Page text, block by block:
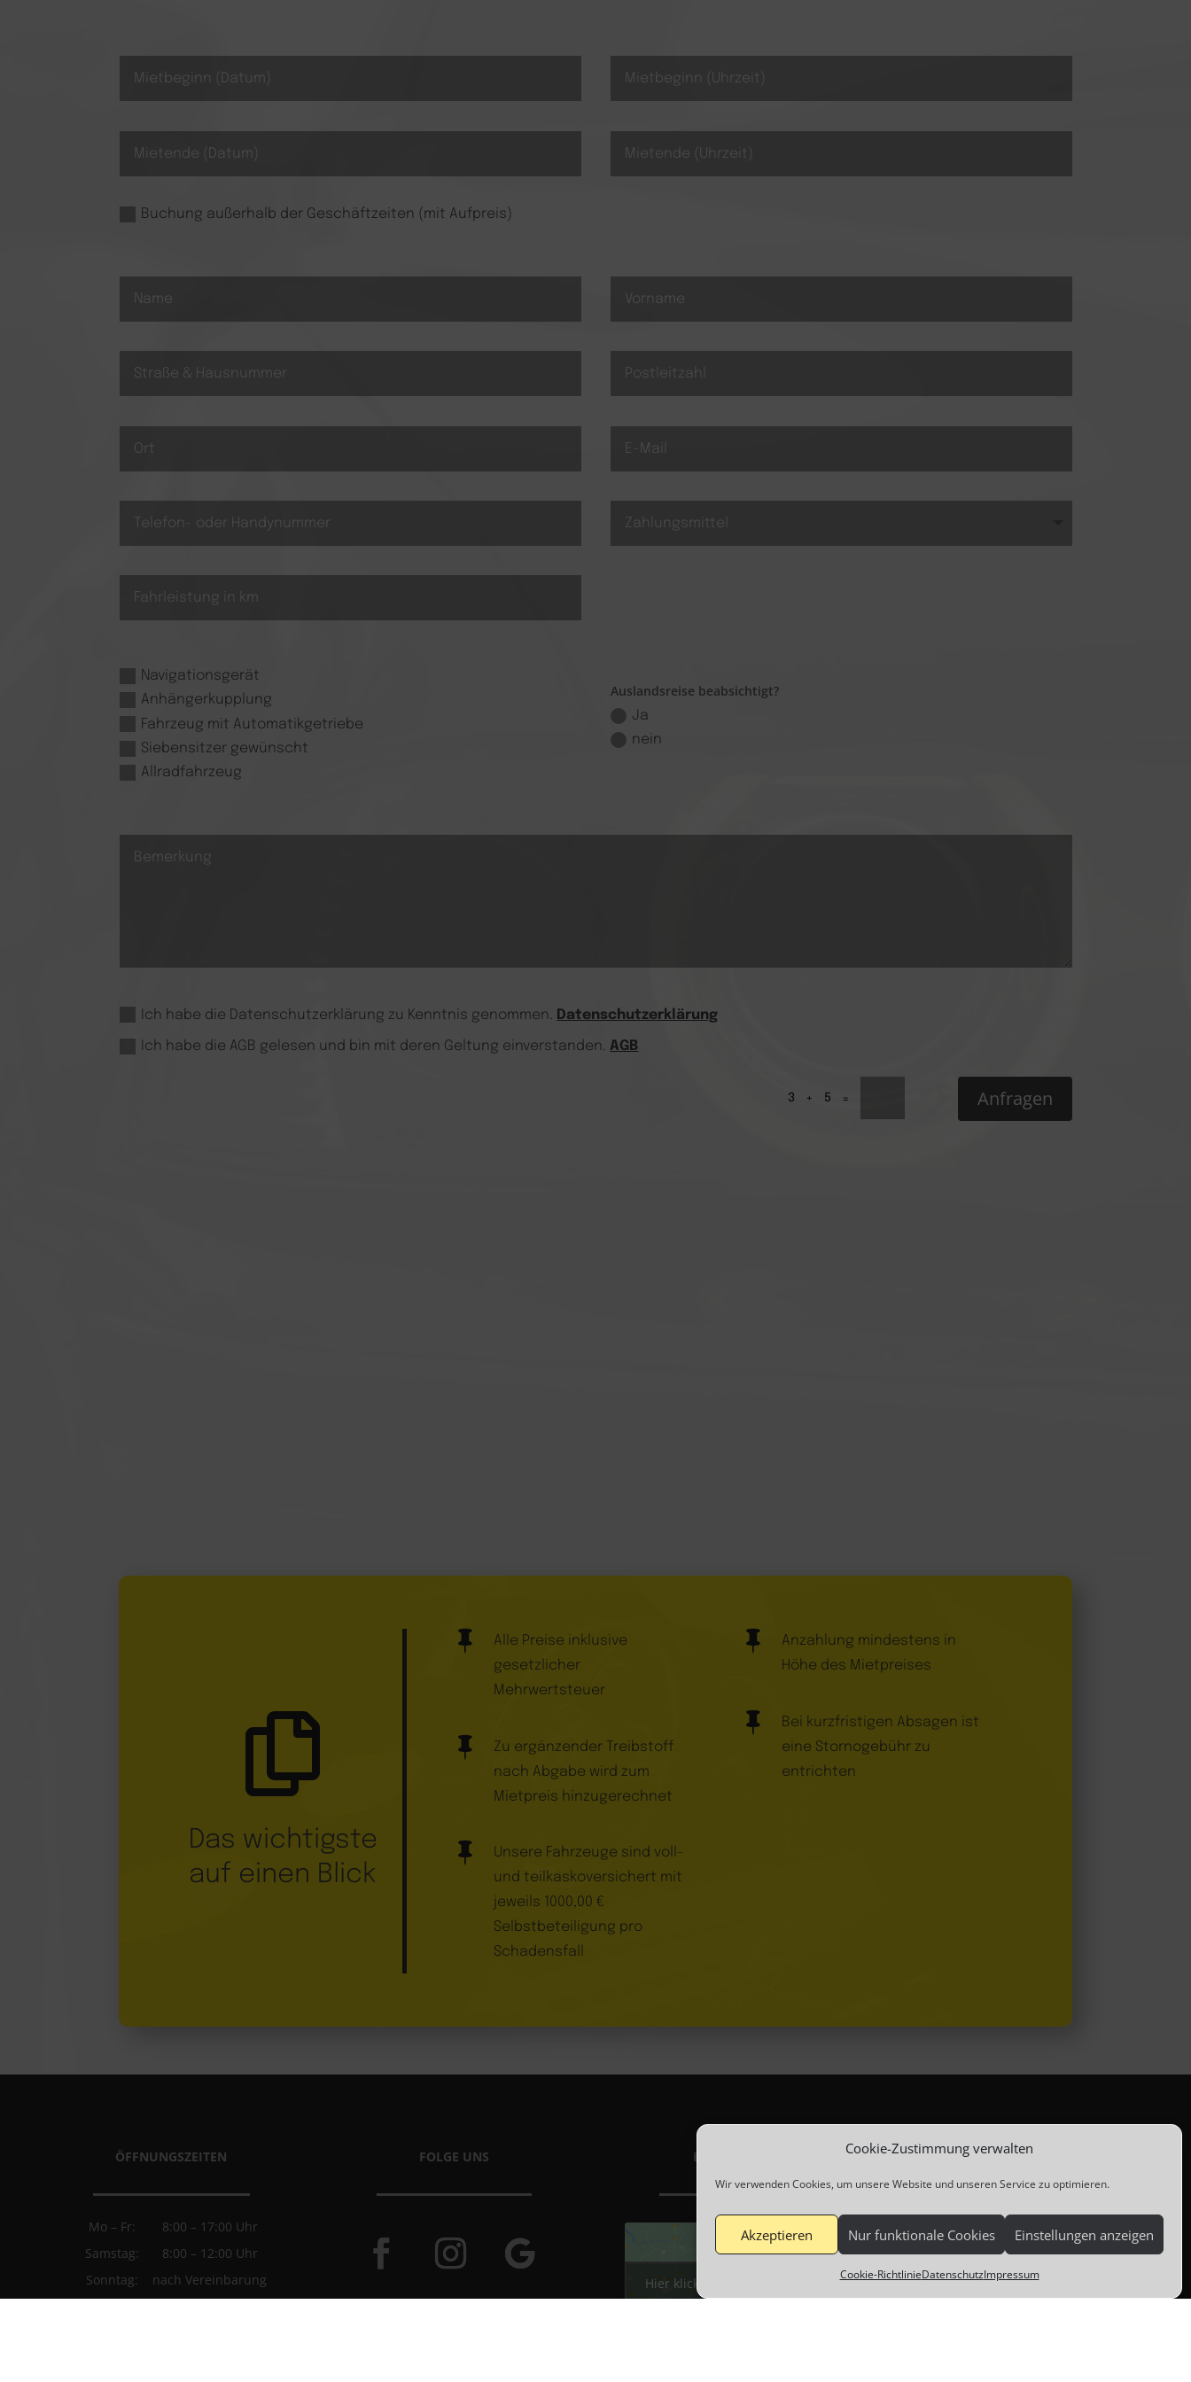
Cookie-Zustimmung verwalten
Wir verwenden Cookies, um unsere Website und unseren Service zu optimieren.
Akzeptieren Nur funktionale Cookies Einstellungen anzeigen
Cookie-RichtlinieDatenschutzImpressum
Buchung außerhalb der Geschäftzeiten (mit Aufpreis)
Navigationsgerät
Anhängerkupplung
Fahrzeug mit Automatikgetriebe
Siebensitzer gewünscht
Allradfahrzeug
Auslandsreise beabsichtigt?
Ja
nein
Ich habe die Datenschutzerklärung zu Kenntnis genommen. Datenschutzerklärung
Ich habe die AGB gelesen und bin mit deren Geltung einverstanden. AGB
3 + 5 = Anfragen

Das wichtigste
auf einen Blick

Alle Preise inklusive
gesetzlicher
Mehrwertsteuer

Zu ergänzender Treibstoff
nach Abgabe wird zum
Mietpreis hinzugerechnet

Unsere Fahrzeuge sind voll-
und teilkaskoversichert mit
jeweils 1000,00 €
Selbstbeteiligung pro
Schadensfall

Anzahlung mindestens in
Höhe des Mietpreises

Bei kurzfristigen Absagen ist
eine Stornogebühr zu
entrichten
ÖFFNUNGSZEITEN
Mo – Fr:
8:00 – 17:00 Uhr
Samstag:
8:00 – 12:00 Uhr
Sonntag:
nach Vereinbarung
FOLGE UNS BESUCHE UNS
Hier klicken um die Marketing-
Cookies zu akzeptieren und den
ERFAHRE MEHR